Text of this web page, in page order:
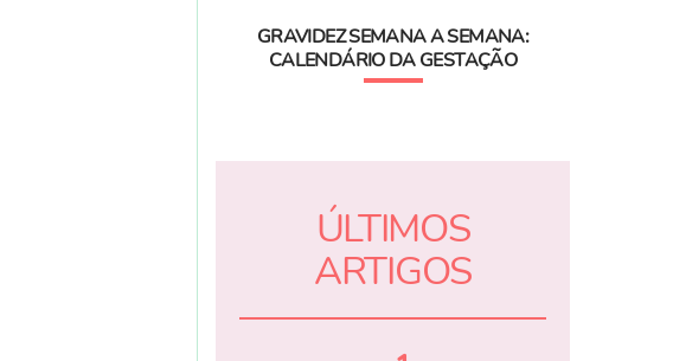
GRAVIDEZ SEMANA A SEMANA:
CALENDÁRIO DA GESTAÇÃO
ÚLTIMOS
ARTIGOS